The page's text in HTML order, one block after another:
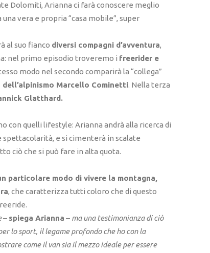
Dolomiti, Arianna ci farà conoscere meglio
vera e propria “casa mobile”, super
al suo fianco diversi compagni d’avventura,
nel primo episodio troveremo i freerider e
modo nel secondo comparirà la “collega”
dell’alpinismo Marcello Cominetti. Nella terza
Glatthard.
con quelli lifestyle: Arianna andrà alla ricerca di
spettacolarità, e si cimenterà in scalate
ciò che si può fare in alta quota.
particolare modo di vivere la montagna,
, che caratterizza tutti coloro che di questo
– spiega Arianna – ma una testimonianza di ciò
lo sport, il legame profondo che ho con la
come il van sia il mezzo ideale per essere